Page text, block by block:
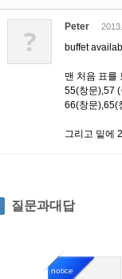
? Peter
buffet
맨 처음 표를
55(창문),57
66(창문),65(
그리고 밑에
질문과대답
notice